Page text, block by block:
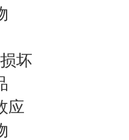
坏